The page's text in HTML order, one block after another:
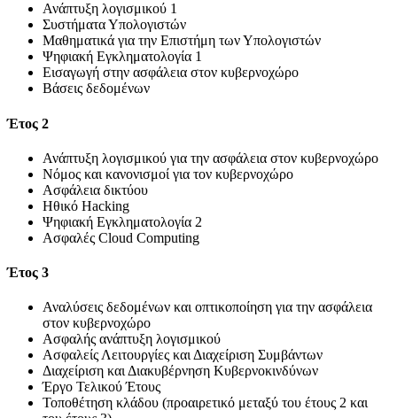
Ανάπτυξη λογισμικού 1
Συστήματα Υπολογιστών
Μαθηματικά για την Επιστήμη των Υπολογιστών
Ψηφιακή Εγκληματολογία 1
Εισαγωγή στην ασφάλεια στον κυβερνοχώρο
Βάσεις δεδομένων
Έτος 2
Ανάπτυξη λογισμικού για την ασφάλεια στον κυβερνοχώρο
Νόμος και κανονισμοί για τον κυβερνοχώρο
Ασφάλεια δικτύου
Ηθικό Hacking
Ψηφιακή Εγκληματολογία 2
Ασφαλές Cloud Computing
Έτος 3
Αναλύσεις δεδομένων και οπτικοποίηση για την ασφάλεια
στον κυβερνοχώρο
Ασφαλής ανάπτυξη λογισμικού
Ασφαλείς Λειτουργίες και Διαχείριση Συμβάντων
Διαχείριση και Διακυβέρνηση Κυβερνοκινδύνων
Έργο Τελικού Έτους
Τοποθέτηση κλάδου (προαιρετικό μεταξύ του έτους 2 και